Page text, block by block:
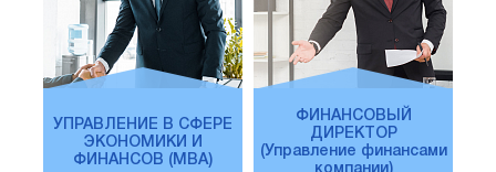
УПРАВЛЕНИЕ В СФЕРЕ
ЭКОНОМИКИ И
ФИНАНСОВ (MBA)
ФИНАНСОВЫЙ
ДИРЕКТОР
(Управление финансами